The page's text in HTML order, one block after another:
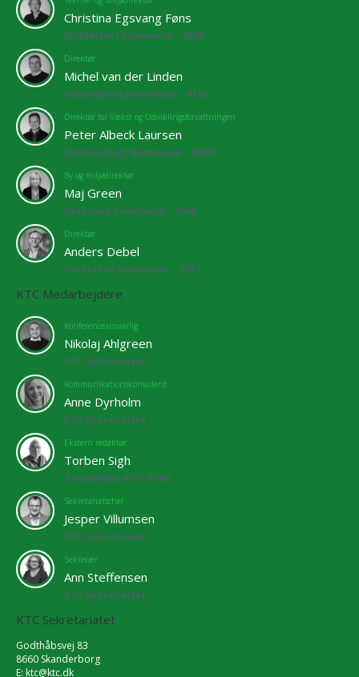
Christina Egsvang Føns
Middelfart Kommune - 4525
Direktør
Michel van der Linden
Kalundborg Kommune - 4108
Direktør for Vækst og Udviklingsforvaltningen
Peter Albeck Laursen
Jammerbugt Kommune - 4068
By og miljødirektør
Maj Green
Gladsaxe Kommune - 3460
Direktør
Anders Debel
Holstebro Kommune - 3872
KTC Medarbejdere
Konferenceansvarlig
Nikolaj Ahlgreen
KTC Sekretariat
Kommunikationskonsulent
Anne Dyrholm
KTC Sekretariat
Ekstern redaktør
Torben Sigh
TechMedia A/S - 6769
Sekretariatschef
Jesper Villumsen
KTC Sekretariat
Sekretær
Ann Steffensen
KTC Sekretariat
KTC Sekretariatet
Godthåbsvej 83
8660 Skanderborg
E: ktc@ktc.dk